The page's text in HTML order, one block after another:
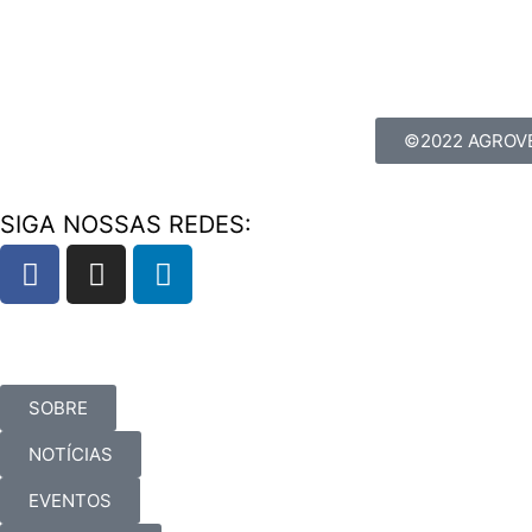
©2022
SIGA NOSSAS REDES:
SOBRE
NOTÍCIAS
EVENTOS